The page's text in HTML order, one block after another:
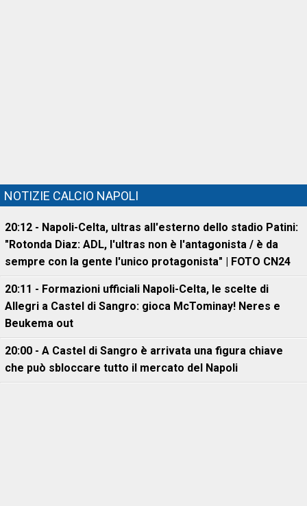
NOTIZIE CALCIO NAPOLI
20:12 - Napoli-Celta, ultras all'esterno dello stadio Patini:
"Rotonda Diaz: ADL, l'ultras non è l'antagonista / è da
sempre con la gente l'unico protagonista" | FOTO CN24
20:11 - Formazioni ufficiali Napoli-Celta, le scelte di
Allegri a Castel di Sangro: gioca McTominay! Neres e
Beukema out
20:00 - A Castel di Sangro è arrivata una figura chiave
che può sbloccare tutto il mercato del Napoli